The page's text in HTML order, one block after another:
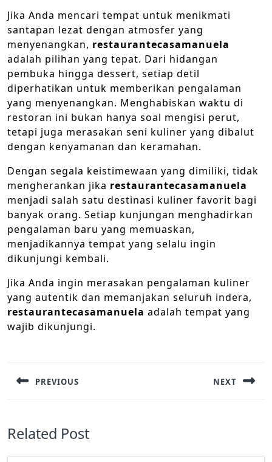
Jika Anda mencari tempat untuk menikmati
santapan lezat dengan atmosfer yang
menyenangkan, restaurantecasamanuela
adalah pilihan yang tepat. Dari hidangan
pembuka hingga dessert, setiap detil
diperhatikan untuk memberikan pengalaman
yang menyenangkan. Menghabiskan waktu di
restoran ini bukan hanya soal mengisi perut,
tetapi juga merasakan seni kuliner yang dibalut
dengan kenyamanan dan keramahan.
Dengan segala keistimewaan yang dimiliki, tidak
mengherankan jika restaurantecasamanuela
menjadi salah satu destinasi kuliner favorit bagi
banyak orang. Setiap kunjungan menghadirkan
pengalaman baru yang memuaskan,
menjadikannya tempat yang selalu ingin
dikunjungi kembali.
Jika Anda ingin merasakan pengalaman kuliner
yang autentik dan memanjakan seluruh indera,
restaurantecasamanuela adalah tempat yang
wajib dikunjungi.
PREVIOUS NEXT
Related Post